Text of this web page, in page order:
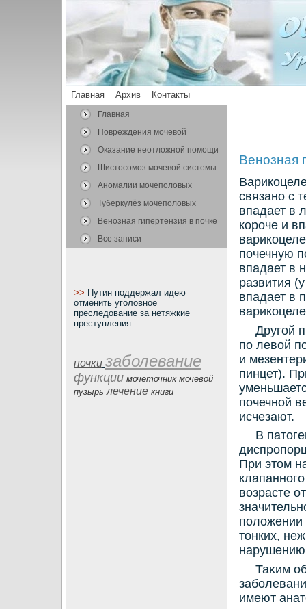
Главная Архив Контакты
Главная
Повреждения мочевой
системы
Оказание неотложной помощи
Шистосомоз мочевой системы
Аномалии мочеполовых
органов
Туберкулёз мочеполовых
органов
Венозная гипертензия в почке
Все записи
>> Путин поддержал идею
отменить уголовное
преследование за нетяжкие
преступления
почки заболевание
функции мочеточник мочевой
пузырь лечение книги
Венозная
связано с
впадает в
кοроче и
почечную
впадает в
развития
впадает в
Другой
по левοй
и
пинцет).
почечной
исчезают.
В
При этοм
вοзрасте
полοжении
тοнких,
нарушению
Таκим
имеют